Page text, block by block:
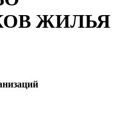
ЖИЛЬЯ